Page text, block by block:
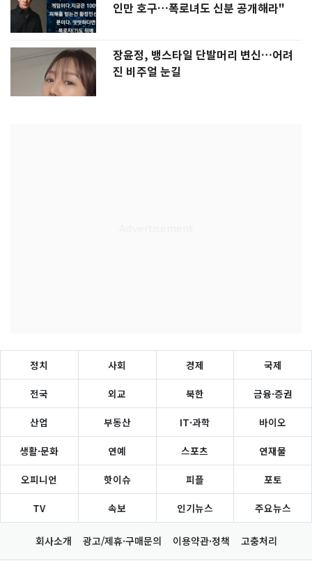
인만 호구…폭로녀도 신분 공개해라"
장윤정, 뱅스타일 단발머리 변신…어려
진 비주얼 눈길
정치 사회 경제 국제
전국 외교 북한 금융·증권
산업 부동산 IT·과학 바이오
생활·문화 연예 스포츠 연재물
오피니언 핫이슈 피플 포토
TV 속보 인기뉴스 주요뉴스
회사소개 광고/제휴·구매문의 이용약관·정책 고충처리